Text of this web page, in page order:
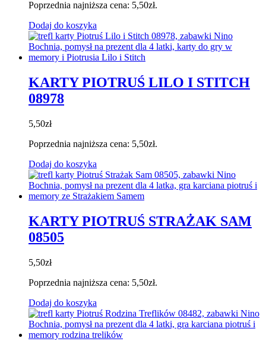
Poprzednia najniższa cena: 5,50zł.
Dodaj do koszyka
KARTY PIOTRUŚ LILO I STITCH
08978
5,50zł
Poprzednia najniższa cena: 5,50zł.
Dodaj do koszyka
KARTY PIOTRUŚ STRAŻAK SAM
08505
5,50zł
Poprzednia najniższa cena: 5,50zł.
Dodaj do koszyka